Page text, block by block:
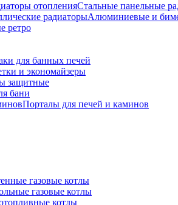
Стальные панельные
Алюминиевые и
ретро
для банных печей
и экономайзеры
защитные
бани
Порталы для печей и каминов
газовые котлы
газовые котлы
котлы